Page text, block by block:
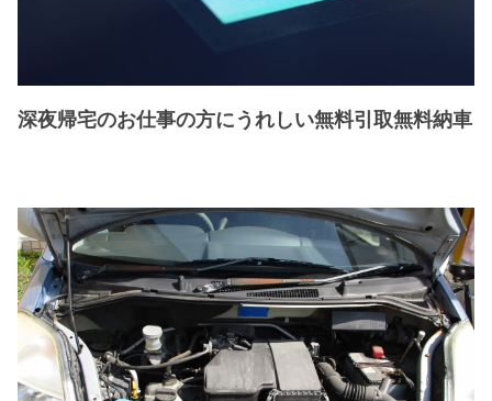
深夜帰宅のお仕事の方にうれしい無料引取無料納車